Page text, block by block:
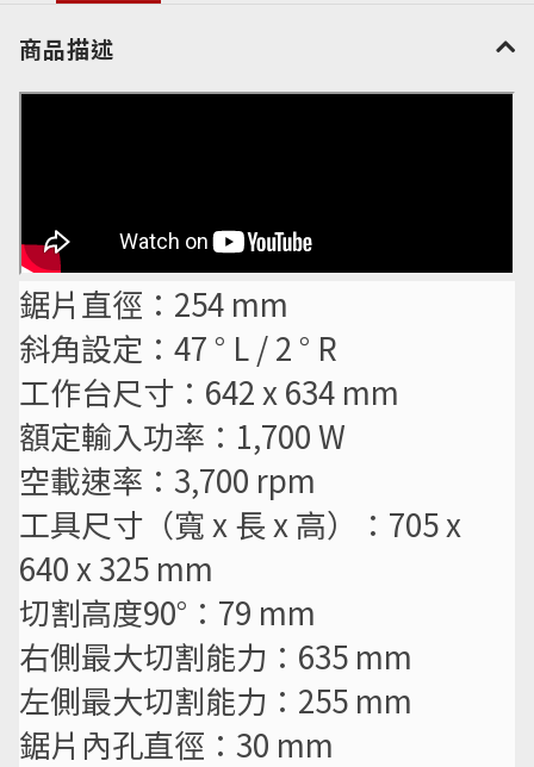
商品描述
鋸片直徑：254 mm
斜角設定：47 ° L / 2 ° R
工作台尺寸：642 x 634 mm
額定輸入功率：1,700 W
空載速率：3,700 rpm
工具尺寸（寬 x 長 x 高）：705 x
640 x 325 mm
切割高度90°：79 mm
右側最大切割能力：635 mm
左側最大切割能力：255 mm
鋸片內孔直徑：30 mm